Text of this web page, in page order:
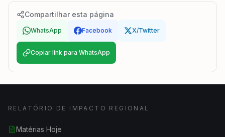
Compartilhar esta página
WhatsApp Facebook X/Twitter
Copiar link para WhatsApp
RELATÓRIO DE IMPACTO REGIONAL
Matérias Hoje